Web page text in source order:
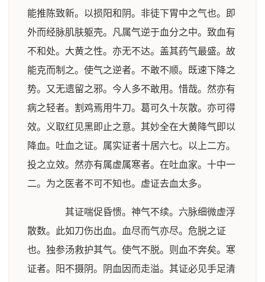
能推陈致新。以损阳和阴。非徒下胃中之气也。即
外而经脉肌肤躯壳。凡属气逆于血分之中。致血有
不和处。大黄之性。亦无不达。盖其药气最盛。故
能克而制之。使气之逆者。不敢不顺。既速下降之
势。又无遗留之邪。今人多不敢用。惜哉。然亦有
病之轻者。割鸡焉用牛刀。葛可久十灰散。亦可得
效。义取红见黑即止之意。其妙全在大黄降气即以
降血。吐血之证。属实证者十居六七。以上二方。
投之立效。然亦有属虚属寒者。在吐血家。十中一
二。为之医者不可不知也。虚证去血太多。
其证喘促昏愦。神气不续。六脉细微虚浮
散数。此如刀伤出血。血尽而气亦尽。危脱之证
也。独参汤救护其气。使气不脱。则血不奔矣。寒
证者。阳不摄阴。阴血因而走溢。其证必见手足清